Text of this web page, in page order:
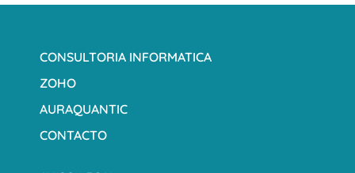
CONSULTORIA INFORMATICA
ZOHO
AURAQUANTIC
CONTACTO